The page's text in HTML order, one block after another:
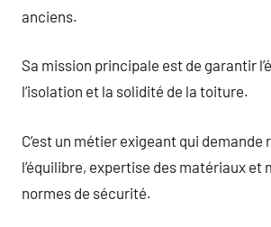
anciens.
Sa mission principale est de garantir
l’isolation et la solidité de la toiture.
C’est un métier exigeant qui demande
l’équilibre, expertise des matériaux et
normes de sécurité.